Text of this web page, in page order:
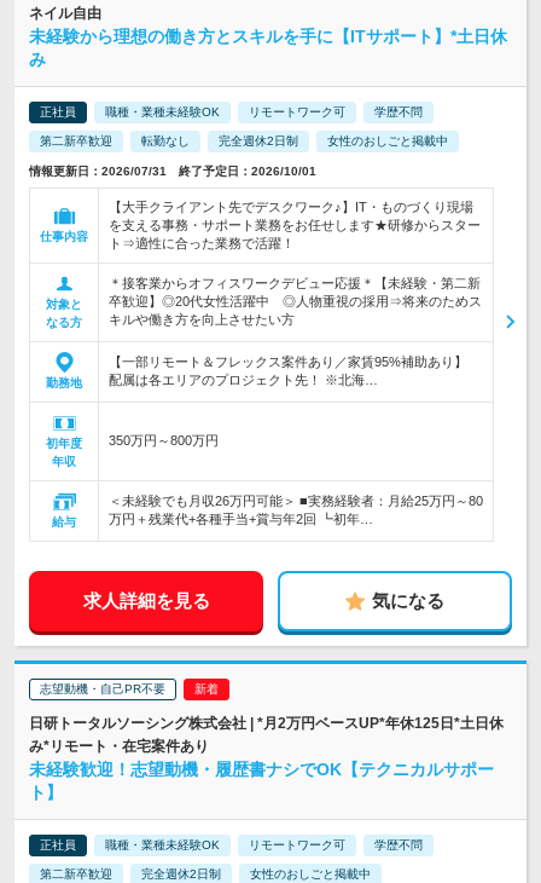
ネイル自由
未経験から理想の働き方とスキルを手に【ITサポート】*土日休
み
正社員 職種・業種未経験OK リモートワーク可 学歴不問
第二新卒歓迎 転勤なし 完全週休2日制 女性のおしごと掲載中
情報更新日：2026/07/31 終了予定日：2026/10/01
仕事内容
【大手クライアント先でデスクワーク♪】IT・ものづくり現場
を支える事務・サポート業務をお任せします★研修からスター
ト⇒適性に合った業務で活躍！
対象と
なる方
＊接客業からオフィスワークデビュー応援＊【未経験・第二新
卒歓迎】◎20代女性活躍中 ◎人物重視の採用⇒将来のためス
キルや働き方を向上させたい方
勤務地
【一部リモート＆フレックス案件あり／家賃95%補助あり】
配属は各エリアのプロジェクト先！ ※北海…
初年度
年収
350万円～800万円
給与
＜未経験でも月収26万円可能＞ ■実務経験者：月給25万円～80
万円＋残業代+各種手当+賞与年2回 ┗初年…
求人詳細を見る 気になる
志望動機・自己PR不要
日研トータルソーシング株式会社 | *月2万円ベースUP*年休125日*土日休
み*リモート・在宅案件あり
未経験歓迎！志望動機・履歴書ナシでOK【テクニカルサポー
ト】
正社員 職種・業種未経験OK リモートワーク可 学歴不問
第二新卒歓迎 完全週休2日制 女性のおしごと掲載中